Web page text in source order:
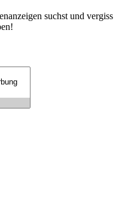
suchst und vergiss